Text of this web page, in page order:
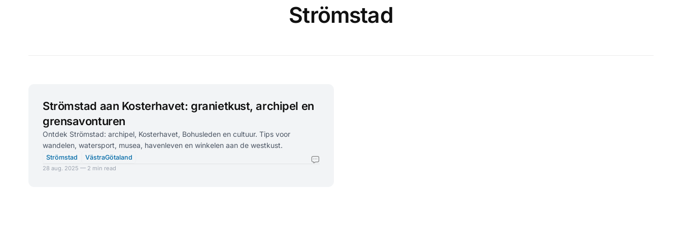
Strömstad
Strömstad aan Kosterhavet: granietkust, archipel en
grensavonturen
Ontdek Strömstad: archipel, Kosterhavet, Bohusleden en cultuur. Tips voor
wandelen, watersport, musea, havenleven en winkelen aan de westkust.
Strömstad VästraGötaland
28 aug. 2025 — 2 min read